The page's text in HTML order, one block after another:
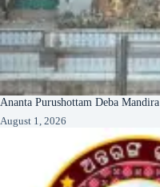
Ananta Purushottam Deba Mandira
August 1, 2026